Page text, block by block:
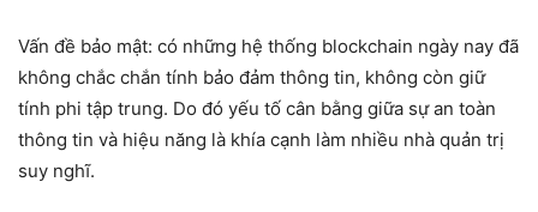
Vấn đề bảo mật: có những hệ thống blockchain ngày nay đã
không chắc chắn tính bảo đảm thông tin, không còn giữ
tính phi tập trung. Do đó yếu tố cân bằng giữa sự an toàn
thông tin và hiệu năng là khía cạnh làm nhiều nhà quản trị
suy nghĩ.